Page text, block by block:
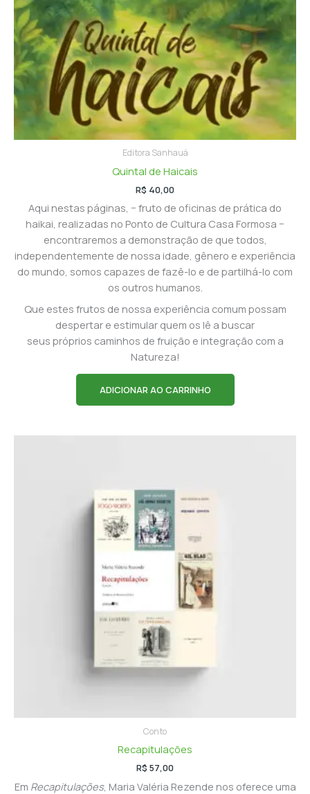
Editora Sanhauá
Quintal de Haicais
R$ 40,00
Aqui nestas páginas, − fruto de oficinas de prática do
haikai, realizadas no Ponto de Cultura Casa Formosa −
encontraremos a demonstração de que todos,
independentemente de nossa idade, gênero e experiência
do mundo, somos capazes de fazê-lo e de partilhá-lo com
os outros humanos.
Que estes frutos de nossa experiência comum possam
despertar e estimular quem os lê a buscar
seus próprios caminhos de fruição e integração com a
Natureza!
ADICIONAR AO CARRINHO
Conto
Recapitulações
R$ 57,00
Em Recapitulações, Maria Valéria Rezende nos oferece uma